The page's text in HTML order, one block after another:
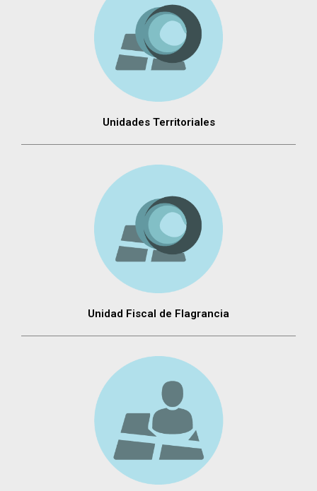
Unidades Territoriales
Unidad Fiscal de Flagrancia